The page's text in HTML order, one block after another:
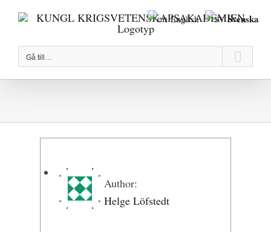
Gå till…
Author:
Helge Löfstedt
English Svenska